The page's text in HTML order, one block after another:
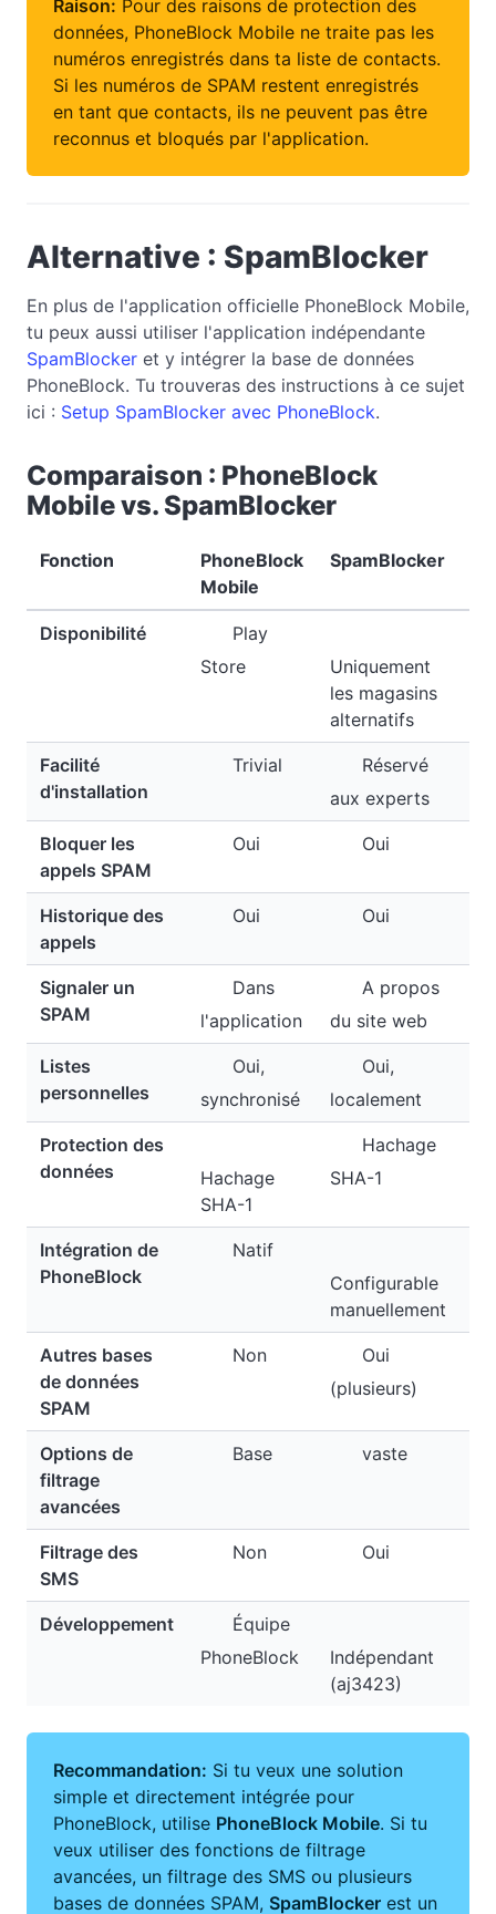
Raison: Pour des raisons de protection des
données, PhoneBlock Mobile ne traite pas les
numéros enregistrés dans ta liste de contacts.
Si les numéros de SPAM restent enregistrés
en tant que contacts, ils ne peuvent pas être
reconnus et bloqués par l'application.
Alternative : SpamBlocker
En plus de l'application officielle PhoneBlock Mobile,
tu peux aussi utiliser l'application indépendante
SpamBlocker et y intégrer la base de données
PhoneBlock. Tu trouveras des instructions à ce sujet
ici : Setup SpamBlocker avec PhoneBlock.
Comparaison : PhoneBlock
Mobile vs. SpamBlocker
Fonction
PhoneBlock
Mobile
SpamBlocker
Disponibilité
Play
Store
Uniquement
les magasins
alternatifs
Facilité
d'installation
Trivial
Réservé
aux experts
Bloquer les
appels SPAM
Oui Oui
Historique des
appels
Oui Oui
Signaler un
SPAM
Dans
l'application
A propos
du site web
Listes
personnelles
Oui,
synchronisé
Oui,
localement
Protection des
données
Hachage
SHA-1
Hachage
SHA-1
Intégration de
PhoneBlock
Natif
Configurable
manuellement
Autres bases
de données
SPAM
Non
Oui
(plusieurs)
Options de
filtrage
avancées
Base vaste
Filtrage des
SMS
Non Oui
Développement
Équipe
PhoneBlock
Indépendant
(aj3423)
Recommandation: Si tu veux une solution
simple et directement intégrée pour
PhoneBlock, utilise PhoneBlock Mobile. Si tu
veux utiliser des fonctions de filtrage
avancées, un filtrage des SMS ou plusieurs
bases de données SPAM, SpamBlocker est un